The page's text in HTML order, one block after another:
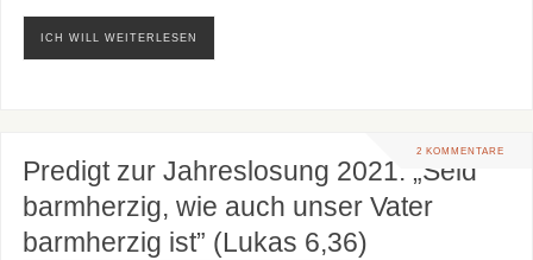
ICH WILL WEITERLESEN
2 KOMMENTARE
Predigt zur Jahreslosung 2021: „Seid
barmherzig, wie auch unser Vater
barmherzig ist” (Lukas 6,36)